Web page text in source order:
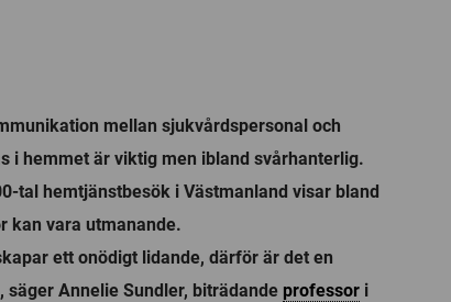
mellan sjukvårdspersonal och
i hemmet är viktig men ibland svårhanterlig.
tal hemtjänstbesök i Västmanland visar bland
kan vara utmanande.
ett onödigt lidande, därför är det en
Annelie Sundler, biträdande professor i